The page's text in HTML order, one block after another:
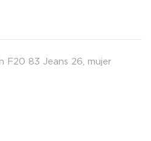
F20 83 Jeans 26 mujer